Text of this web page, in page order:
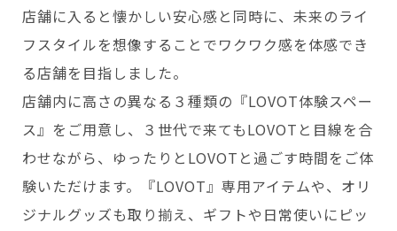
店舗に入ると懐かしい安心感と同時に、未来のライ
フスタイルを想像することでワクワク感を体感でき
る店舗を目指しました。
店舗内に高さの異なる３種類の『LOVOT体験スペー
ス』をご用意し、３世代で来てもLOVOTと目線を合
わせながら、ゆったりとLOVOTと過ごす時間をご体
験いただけます。『LOVOT』専用アイテムや、オリ
ジナルグッズも取り揃え、ギフトや日常使いにピッ